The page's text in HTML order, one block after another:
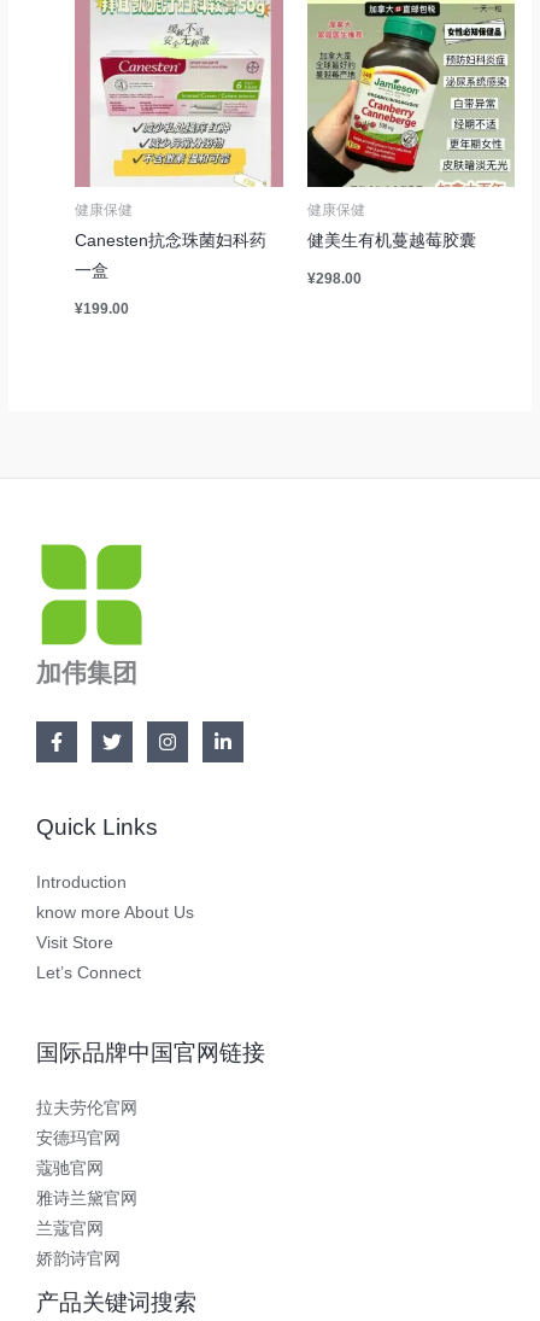
健康保健
Canesten抗念珠菌妇科药
一盒
¥199.00
健康保健
健美生有机蔓越莓胶囊
¥298.00
加伟集团
Quick Links
Introduction
know more About Us
Visit Store
Let’s Connect
国际品牌中国官网链接
拉夫劳伦官网
安德玛官网
蔻驰官网
雅诗兰黛官网
兰蔻官网
娇韵诗官网
产品关键词搜索